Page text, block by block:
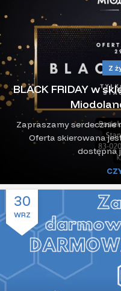
Z
BLACK FRIDAY w
Zapraszamy serdecznie
Oferta skierowana
dostępna
30
WRZ